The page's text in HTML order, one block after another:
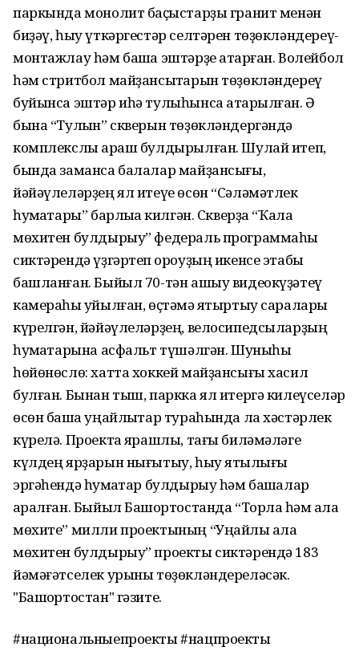
паркында монолит баҫҡыстарҙы гранит менән
биҙәү, һыу үткәргестәр селтәрен төҙөкләндереү-
монтажлау һәм башҡа эштәрҙе атҡарған. Волейбол
һәм стритбол майҙансыҡтарын төҙөкләндереү
буйынса эштәр иһә тулыһынса атҡарылған. Ә
бына “Тулҡын” скверын төҙөкләндергәндә
комплекслы ҡараш булдырылған. Шулай итеп,
бында заманса балалар майҙансығы,
йәйәүлеләрҙең ял итеүе өсөн “Сәләмәтлек
һуҡмаҡтары” барлыҡҡа килгән. Скверҙа “Ҡала
мөхитен булдырыу” федераль программаһы
сиктәрендә үҙгәртеп ҡороуҙың икенсе этабы
башланған. Быйыл 70-тән ашыу видеокүҙәтеү
камераһы ҡуйылған, өҫтәмә яҡтыртыу саралары
күрелгән, йәйәүлеләрҙең, велосипедсыларҙың
һуҡмаҡтарына асфальт түшәлгән. Шуныһы
һөйөнөслө: хатта хоккей майҙансығы хасил
булған. Бынан тыш, паркка ял итергә килеүселәр
өсөн башҡа уңайлыҡтар тураһында ла хәстәрлек
күрелә. Проектҡа ярашлы, тағы биләмәләге
күлдең ярҙарын нығытыу, һыу ятҡылығы
эргәһендә һуҡмаҡтар булдырыу һәм башҡалар
ҡаралған. Быйыл Башҡортостанда “Торлаҡ һәм ҡала
мөхите” милли проектының “Уңайлы ҡала
мөхитен булдырыу” проекты сиктәрендә 183
йәмәғәтселек урыны төҙөкләндереләсәк.
"Башҡортостан" гәзите.
#национальныепроекты #нацпроекты